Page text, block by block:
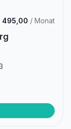
495,00 / Monat